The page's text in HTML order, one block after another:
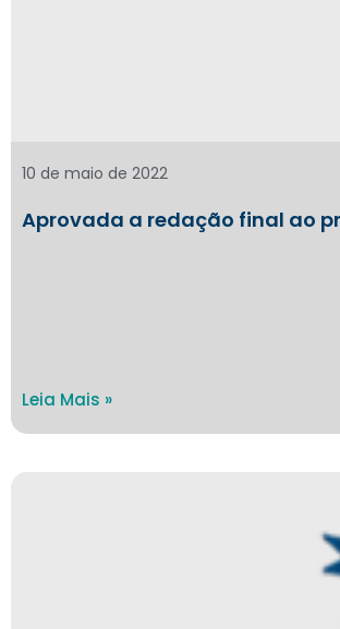
Aprovada a redação final ao
10 de maio de 2022
Leia Mais »